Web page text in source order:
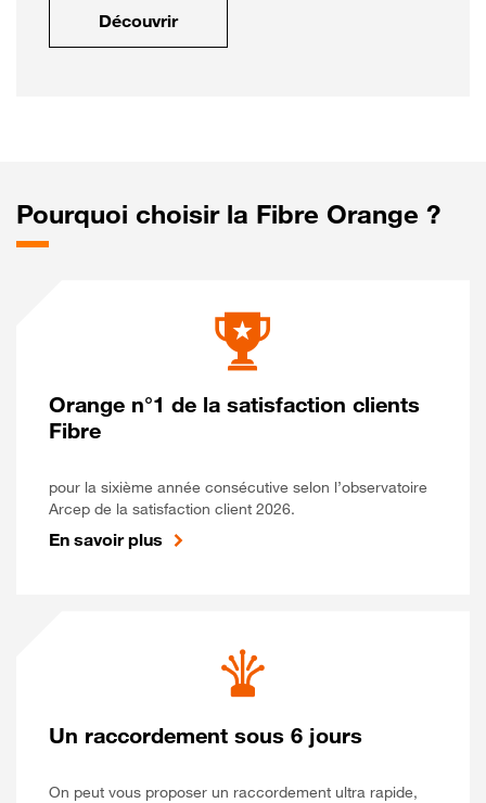
Découvrir
Pourquoi choisir la Fibre Orange ?
Orange n°1 de la satisfaction clients
Fibre
pour la sixième année consécutive selon l’observatoire
Arcep de la satisfaction client 2026.
En savoir plus
Un raccordement sous 6 jours
On peut vous proposer un raccordement ultra rapide,